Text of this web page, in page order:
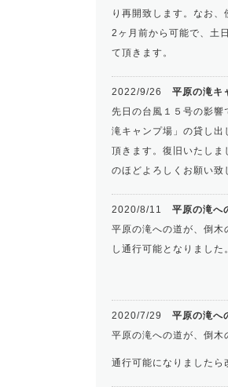
り再開致します。なお
2ヶ月前から可能で、土
て頂きます。
2022/9/26 平原の滝キ
先日の台風１５号の影
滝キャンプ場」の貸し出
頂きます。復旧いたし
のほどよろしくお願い致
2020/8/11 平原の滝へ
平原の滝への道が、倒
し通行可能となりました。
2020/7/29 平原の滝へ
平原の滝への道が、倒木
通行可能になりましたら